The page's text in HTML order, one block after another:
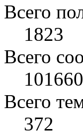
Всего
1823
Всего
101660
Всего
372